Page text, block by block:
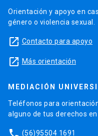
Orientación y apoyo en
género o violencia sexual.
launch Contacto para apoyo
launch Más orientación
MEDIACIÓN
Teléfonos para
alguno de tus derechos
(56)95504 1691